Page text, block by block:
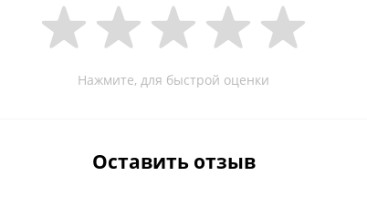
Нажмите, для быстрой оценки
Оставить отзыв